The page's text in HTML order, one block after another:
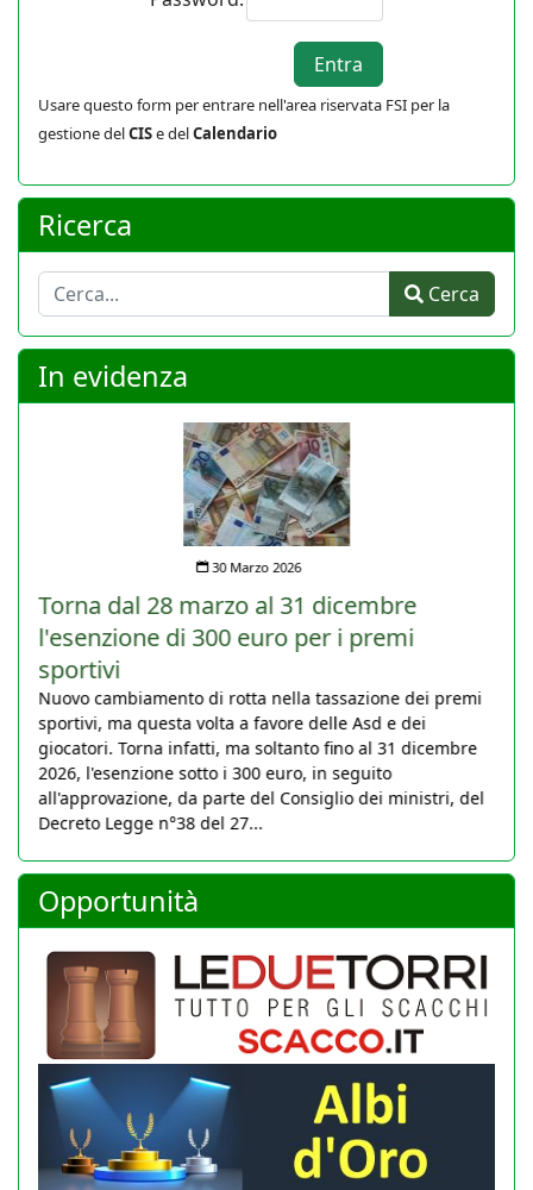
Usare questo form per entrare nell'area riservata FSI per la
gestione delCISe delCalendario
Ricerca
Cerca Cerca
In evidenza
30 Marzo 2026
Torna dal 28 marzo al 31 dicembre
l'esenzione di 300 euro per i premi
sportivi
Nuovo cambiamento di rotta nella tassazione dei premi
sportivi, ma questa volta a favore delle Asd e dei
giocatori. Torna infatti, ma soltanto fino al 31 dicembre
2026, l'esenzione sotto i 300 euro, in seguito
all'approvazione, da parte del Consiglio dei ministri, del
Decreto Legge n°38 del 27...
Opportunità